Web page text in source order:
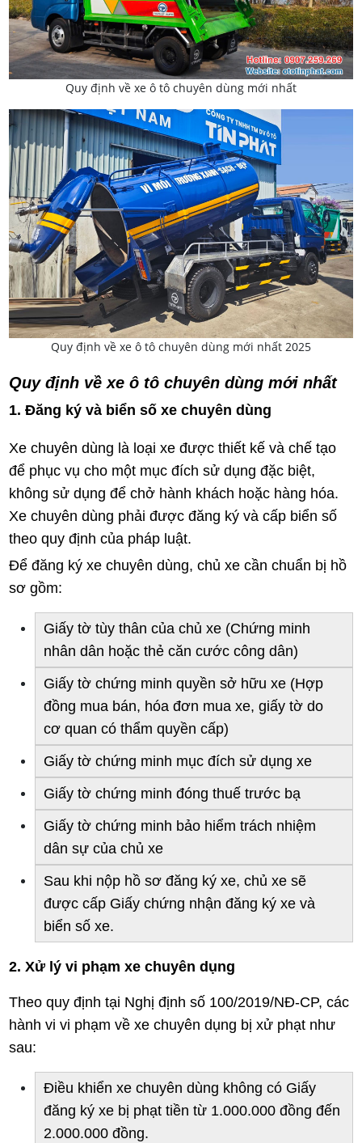
Quy định về xe ô tô chuyên dùng mới nhất
Quy định về xe ô tô chuyên dùng mới nhất 2025
Quy định về xe ô tô chuyên dùng mới nhất
1. Đăng ký và biển số xe chuyên dùng
Xe chuyên dùng là loại xe được thiết kế và chế tạo
để phục vụ cho một mục đích sử dụng đặc biệt,
không sử dụng để chở hành khách hoặc hàng hóa.
Xe chuyên dùng phải được đăng ký và cấp biển số
theo quy định của pháp luật.
Để đăng ký xe chuyên dùng, chủ xe cần chuẩn bị hồ
sơ gồm:
Giấy tờ tùy thân của chủ xe (Chứng minh
nhân dân hoặc thẻ căn cước công dân)
Giấy tờ chứng minh quyền sở hữu xe (Hợp
đồng mua bán, hóa đơn mua xe, giấy tờ do
cơ quan có thẩm quyền cấp)
Giấy tờ chứng minh mục đích sử dụng xe
Giấy tờ chứng minh đóng thuế trước bạ
Giấy tờ chứng minh bảo hiểm trách nhiệm
dân sự của chủ xe
Sau khi nộp hồ sơ đăng ký xe, chủ xe sẽ
được cấp Giấy chứng nhận đăng ký xe và
biển số xe.
2. Xử lý vi phạm xe chuyên dụng
Theo quy định tại Nghị định số 100/2019/NĐ-CP, các
hành vi vi phạm về xe chuyên dụng bị xử phạt như
sau:
Điều khiển xe chuyên dùng không có Giấy
đăng ký xe bị phạt tiền từ 1.000.000 đồng đến
2.000.000 đồng.